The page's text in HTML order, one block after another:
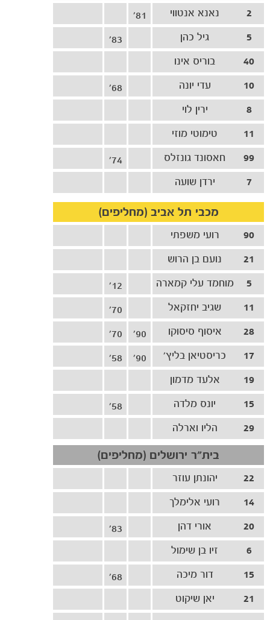
משחקים
ותוצאות
2
נאנא אנטווי
81'
5
גיל כהן
83'
40
בוריס אינו
10
עדי יונה
68'
8
ירין לוי
11
טימוטי מוזי
99
חאסונד גונזלס
74'
7
ירדן שועה
מכבי תל אביב (מחליפים)
90
רועי משפתי
21
נועם בן הרוש
5
מוחמד עלי קמארה
12'
11
שגיב יחזקאל
70'
28
איסוף סיסוקו 70'
90'
17
כריסטיאן בליץ' 58'
90'
19
אלעד מדמון
15
יונס מלדה
58'
29
הליו וארלה
בית"ר ירושלים (מחליפים)
22
יהונתן עוזר
14
רועי אלימלך
20
אורי דהן
83'
6
זיו בן שימול
15
דור מיכה
68'
21
יאן שיקוט